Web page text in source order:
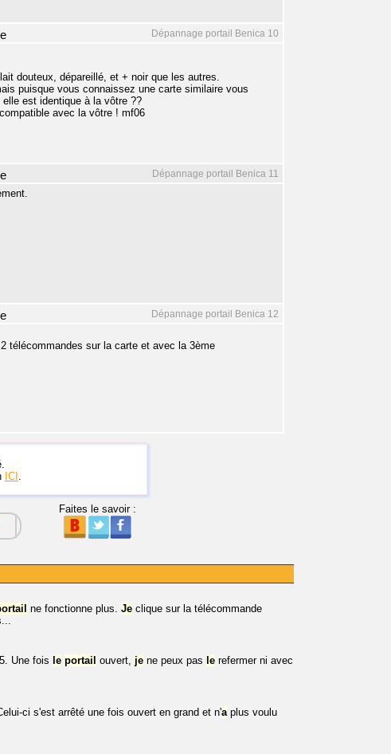
Dépannage portail Benica 10
douteux, dépareillé, et + noir que les autres.
puisque vous connaissez une carte similaire vous
est identique à la vôtre ??
avec la vôtre ! mf06
Dépannage portail Benica 11
Dépannage portail Benica 12
télécommandes sur la carte et avec la 3ème
ICI .
Faites le savoir :
ne fonctionne plus. Je clique sur la télécommande
Une fois le portail ouvert, je ne peux pas le refermer ni avec
ci s'est arrêté une fois ouvert en grand et n'aplus voulu